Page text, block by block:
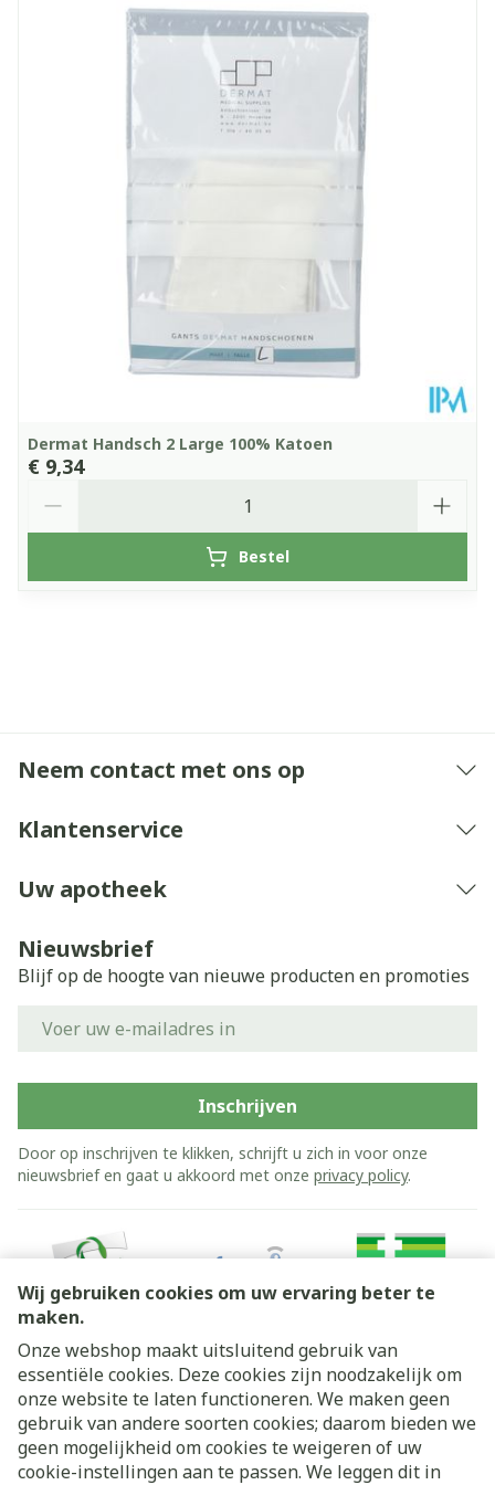
Wij gebruiken cookies om uw ervaring beter te
maken.
Onze webshop maakt uitsluitend gebruik van
essentiële cookies. Deze cookies zijn noodzakelijk om
onze website te laten functioneren. We maken geen
gebruik van andere soorten cookies; daarom bieden we
geen mogelijkheid om cookies te weigeren of uw
cookie-instellingen aan te passen. We leggen dit in
238 mm
80 mm
Kamertemperatuur (15°C -
Dermat Handsch 2 Large 100% Katoen
€ 9,34
Bestel
Neem contact met ons op
Klantenservice
Uw apotheek
Nieuwsbrief
Blijf op de hoogte van nieuwe producten en promoties
Inschrijven
Door op inschrijven te klikken, schrijft u zich in voor onze
nieuwsbrief en gaat u akkoord met onze privacy policy.
Juridische links